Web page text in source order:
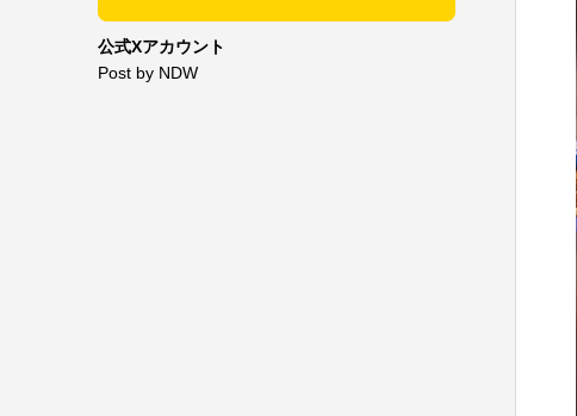
公式Xアカウント
Post by NDW